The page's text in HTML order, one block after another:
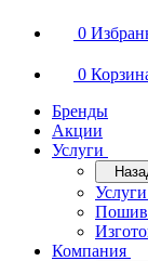
0
0
Бренды
Акции
Услуги
Услуги
Пошив
Компания